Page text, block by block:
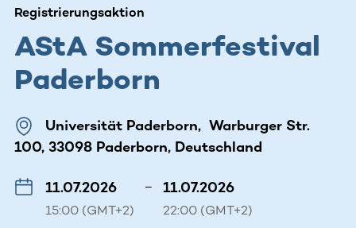
Registrierungsaktion
AStA Sommerfestival
Paderborn
Universität Paderborn, Warburger Str.
100, 33098 Paderborn, Deutschland
11.07.2026
15:00 (GMT+2)
– 11.07.2026
22:00 (GMT+2)